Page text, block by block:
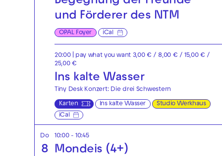
und Förderer des NTM
OPAL Foyer iCal
20:00
| pay what you want 3,00 € / 8,00 € / 15,00 € /
25,00 €
Ins kalte Wasser
Tiny Desk Konzert: Die drei Schwestern
Karten Ins kalte Wasser
Studio Werkhaus
iCal
Do
8
10:00 - 10:45
Mondeis (4+)